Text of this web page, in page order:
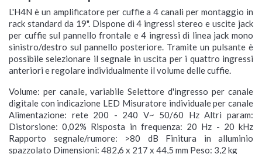
L'H4N è un amplificatore per cuffie a 4 canali per montaggio in
rack standard da 19". Dispone di 4 ingressi stereo e uscite jack
per cuffie sul pannello frontale e 4 ingressi di linea jack mono
sinistro/destro sul pannello posteriore. Tramite un pulsante è
possibile selezionare il segnale in uscita per i quattro ingressi
anteriori e regolare individualmente il volume delle cuffie.
Volume: per canale, variabile Selettore d'ingresso per canale
digitale con indicazione LED Misuratore individuale per canale
Alimentazione: rete 200 - 240 V~ 50/60 Hz Altri param:
Distorsione: 0,02% Risposta in frequenza: 20 Hz - 20 kHz
Rapporto segnale/rumore: >80 dB Finitura in alluminio
spazzolato Dimensioni: 482,6 x 217 x 44,5 mm Peso: 3,2 kg